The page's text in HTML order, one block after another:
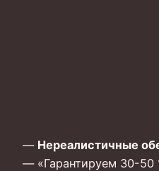
— Нереалистичные
— «Гарантируем 30-50